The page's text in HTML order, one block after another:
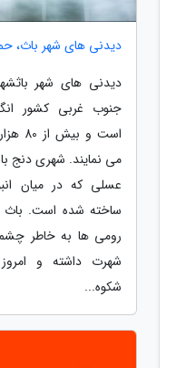
دیدنی های شهر باث،
جنوب غربی کشور
است
می نمایند. شهری دنج
عسلی که در میان
ساخته شده است. باث
رومی ها به خاطر
شهرت داشته و
شکوه...